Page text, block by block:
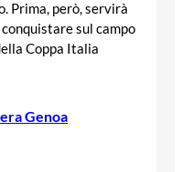
Prima, però, servirà
sul campo
Coppa Italia
Genoa